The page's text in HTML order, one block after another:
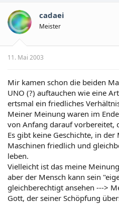
cadaei
Meister
11. Mai 2003
Mir kamen schon die beiden
UNO (?) auftauchen wie eine
ertsmal ein friedliches
Meiner Meinung waren im
von Anfang darauf vorbereitet,
Es gibt keine Geschichte, in
Maschinen friedlich und
leben.
Vielleicht ist das meine
aber der Mensch kann sein
gleichberechtigt ansehen --->
Gott, der seiner Schöpfung